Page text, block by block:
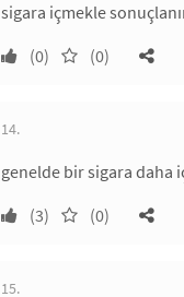
sigara içmekle
(0)
(0)
14.
genelde bir sigara daha
(3)
(0)
15.